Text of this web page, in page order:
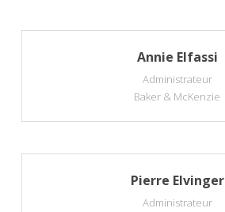
Annie Elfassi
Administrateur
Baker & McKenzie
Pierre Elvinger
Administrateur